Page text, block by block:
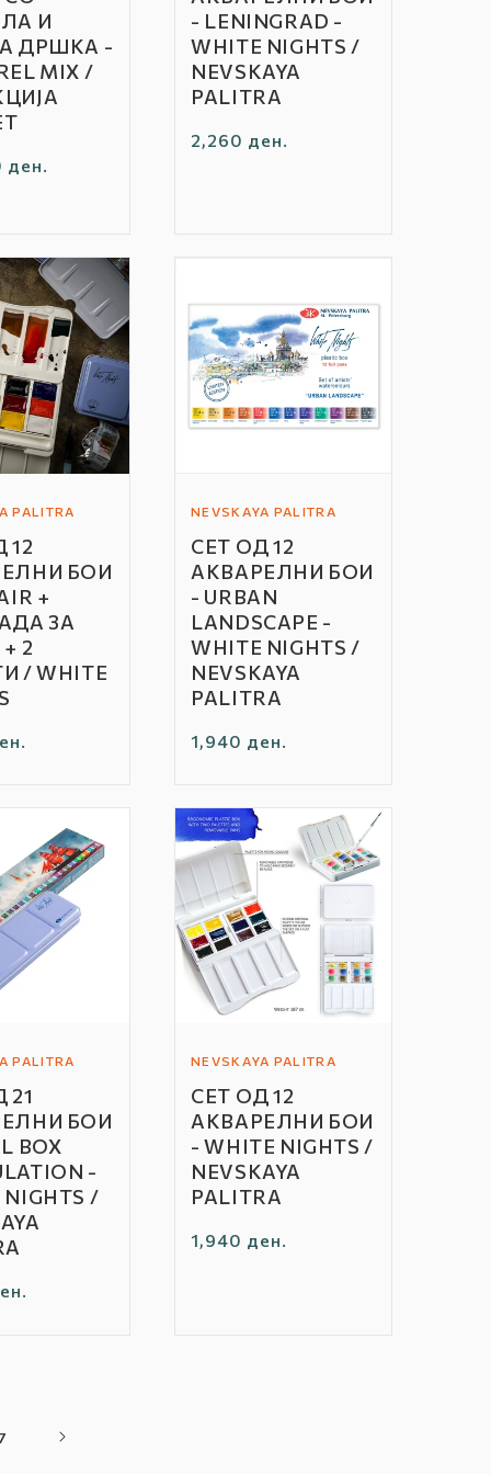
И
ДРШКА -
MIX /
ден.
- LENINGRAD -
WHITE NIGHTS /
NEVSKAYA
PALITRA
Редовна
2,260 ден.
PALITRA
12
БОИ
+
ЗА
2
/ WHITE
Автор
/
Бренд:
NEVSKAYA PALITRA
СЕТ ОД 12
АКВАРЕЛНИ БОИ
- URBAN
LANDSCAPE -
WHITE NIGHTS /
NEVSKAYA
PALITRA
Редовна
1,940 ден.
PALITRA
21
БОИ
BOX
-
/
Автор
/
Бренд:
NEVSKAYA PALITRA
СЕТ ОД 12
АКВАРЕЛНИ БОИ
- WHITE NIGHTS /
NEVSKAYA
PALITRA
Редовна
1,940 ден.